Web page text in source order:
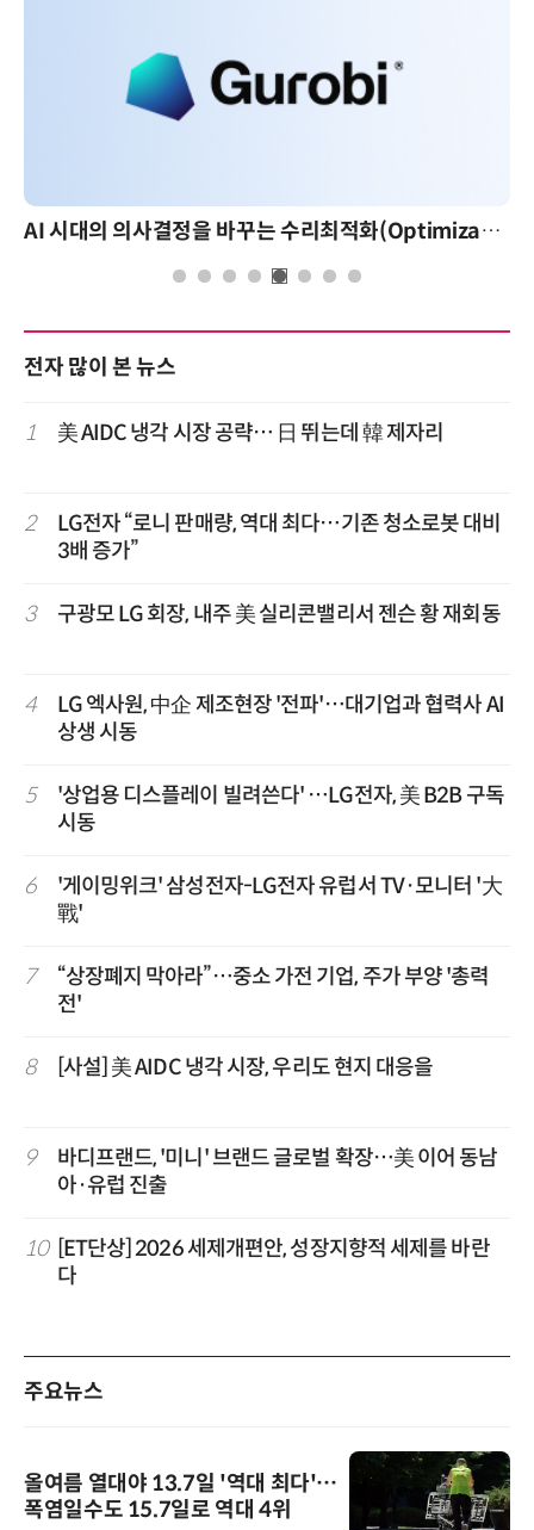
AI 시대의 의사결정을 바꾸는 수리최적화(Optimization): 실제 산업 적용 사례와 활용 전략
전자 많이 본 뉴스
1 美 AIDC 냉각 시장 공략… 日 뛰는데 韓 제자리
2
LG전자 “로니 판매량, 역대 최다…기존 청소로봇 대비
3배 증가”
3 구광모 LG 회장, 내주 美 실리콘밸리서 젠슨 황 재회동
4
LG 엑사원, 中企 제조현장 '전파'…대기업과 협력사 AI
상생 시동
5
'상업용 디스플레이 빌려쓴다' …LG전자, 美 B2B 구독
시동
6
'게이밍위크' 삼성전자-LG전자 유럽서 TV·모니터 '大
戰'
7
“상장폐지 막아라”…중소 가전 기업, 주가 부양 '총력
전'
8 [사설] 美 AIDC 냉각 시장, 우리도 현지 대응을
9
바디프랜드, '미니' 브랜드 글로벌 확장…美 이어 동남
아·유럽 진출
10
[ET단상] 2026 세제개편안, 성장지향적 세제를 바란
다
주요뉴스
올여름 열대야 13.7일 '역대 최다'…
폭염일수도 15.7일로 역대 4위